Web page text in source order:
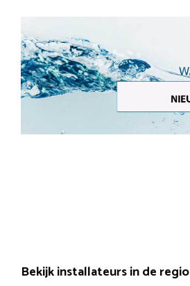
Bekijk installateurs in de regio